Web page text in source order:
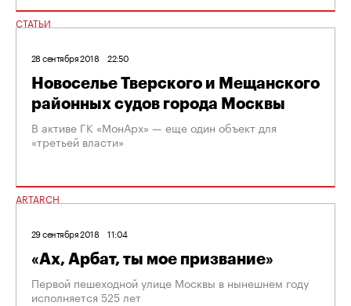
СТАТЬИ
28 сентября 2018 22:50
Новоселье Тверского и Мещанского
районных судов города Москвы
В активе ГК «МонАрх» — еще один объект для
«третьей власти»
ARTARCH
29 сентября 2018 11:04
«Ах, Арбат, ты мое призвание»
Первой пешеходной улице Москвы в нынешнем году
исполняется 525 лет